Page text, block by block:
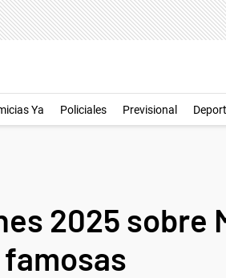
Ya Policiales Previsional
2025 sobre
famosas